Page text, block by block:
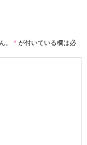
。 * が付いている欄は必